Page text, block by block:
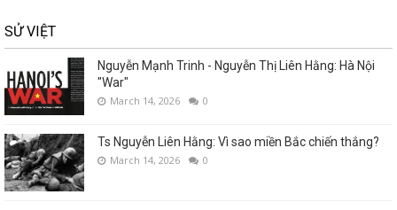
SỬ VIỆT
Nguyễn Mạnh Trinh - Nguyễn Thị Liên Hằng: Hà Nội
"War"
March 14, 2026 0
Ts Nguyễn Liên Hằng: Vì sao miền Bắc chiến thắng?
March 14, 2026 0